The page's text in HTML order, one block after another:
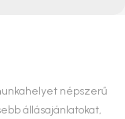
népszerű
állásajánlatokat,